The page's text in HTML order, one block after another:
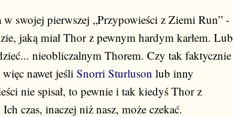
swojej pierwszej „Przypowieści z Ziemi Run” -
jaką miał Thor z pewnym hardym karłem. Lub
nieobliczalnym Thorem. Czy tak faktycznie
nawet jeśli Snorri Sturluson lub inny
nie spisał, to pewnie i tak kiedyś Thor z
czas, inaczej niż nasz, może czekać.